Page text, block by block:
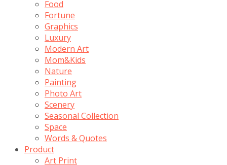
Food
Fortune
Graphics
Luxury
Modern Art
Mom&Kids
Nature
Painting
Photo Art
Scenery
Seasonal Collection
Space
Words & Quotes
Product
Art Print